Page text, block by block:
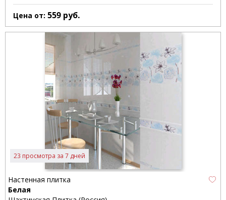
Цена от: 559 руб.
23 просмотра за 7 дней
Настенная плитка
Белая